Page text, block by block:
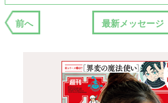
前へ 最新メッセージ